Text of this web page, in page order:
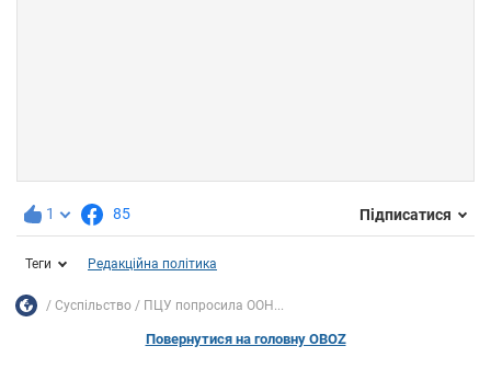
1 85 Підписатися
Теги Редакційна політика
Суспільство ПЦУ попросила ООН...
Повернутися на головну OBOZ